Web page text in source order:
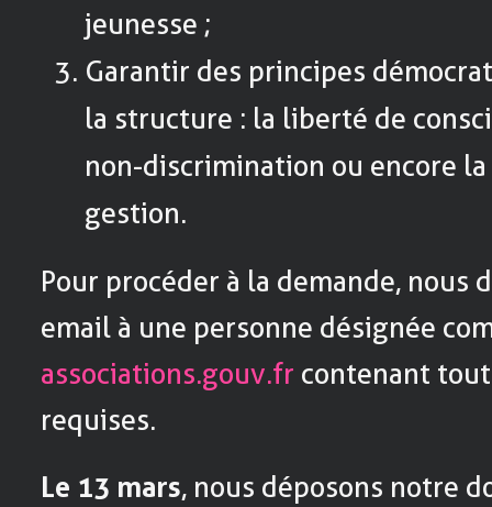
jeunesse ;
Garantir des principes
la structure : la liberté de
non-discrimination ou encore
gestion.
Pour procéder à la demande, nous
email à une personne désignée
associations.gouv.fr contenant
requises.
Le 13 mars, nous déposons notre